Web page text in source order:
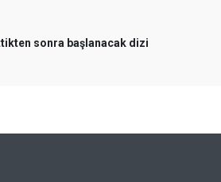
sonra başlanacak dizi